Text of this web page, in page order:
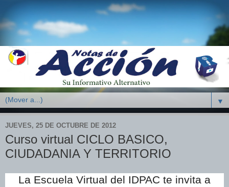
▼
JUEVES, 25 DE OCTUBRE DE 2012
Curso virtual CICLO BASICO,
CIUDADANIA Y TERRITORIO
La Escuela Virtual del IDPAC te invita a